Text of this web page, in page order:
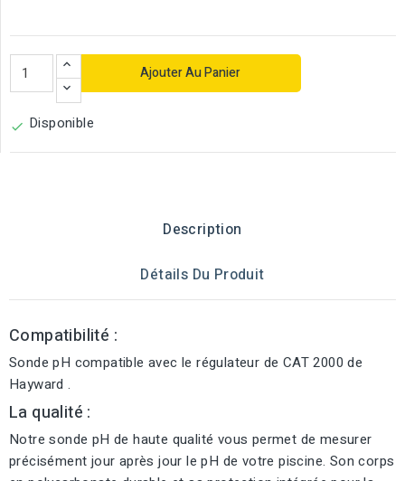
Ajouter Au Panier
 Disponible
Description
Détails Du Produit
Compatibilité :
Sonde pH compatible avec le régulateur de CAT 2000 de
Hayward .
La qualité :
Notre sonde pH de haute qualité vous permet de mesurer
précisément jour après jour le pH de votre piscine. Son corps